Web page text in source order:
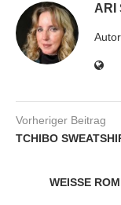
ARI
Vorheriger Beitrag
TCHIBO
WEISSE